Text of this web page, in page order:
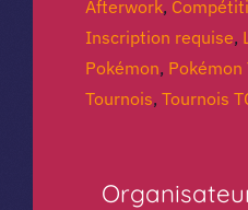
Afterwork,
Inscription requise,
Pokémon, Pokémon
Tournois, Tournois